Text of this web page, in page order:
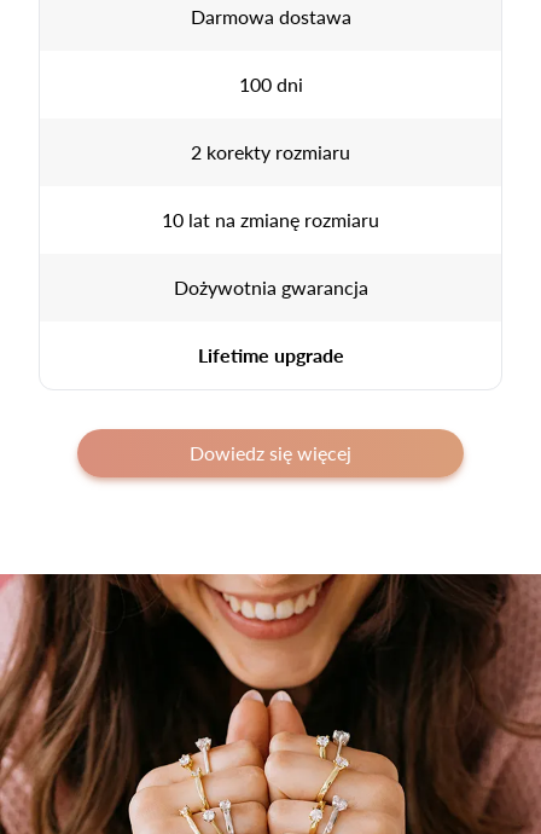
Darmowa dostawa
100 dni
2 korekty rozmiaru
10 lat na zmianę rozmiaru
Dożywotnia gwarancja
Lifetime upgrade
Dowiedz się więcej